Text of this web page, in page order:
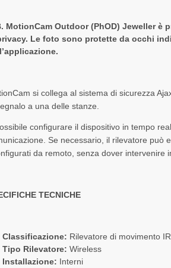
MotionCam Outdoor (PhOD) Jeweller è
Le foto sono protette da occhi
si collega al sistema di sicurezza
a una delle stanze.
configurare il dispositivo in tempo
Se necessario, il rilevatore può
da remoto, senza dover intervenire
TECNICHE
Classificazione: Rilevatore di movimento
Tipo Rilevatore: Wireless
Installazione: Interni